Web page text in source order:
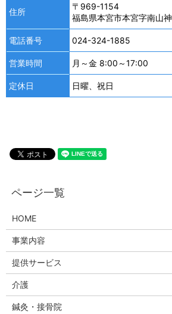
住所
〒969-1154
福島県本宮市本宮字南山
電話番号 024-324-1885
営業時間 月～金 8:00～17:00
定休日 日曜、祝日
HOME
事業内容
提供サービス
介護
鍼灸・接骨院